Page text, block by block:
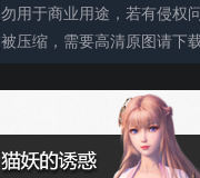
勿用于商业用途，若有侵权
被压缩，需要高清原图请下载